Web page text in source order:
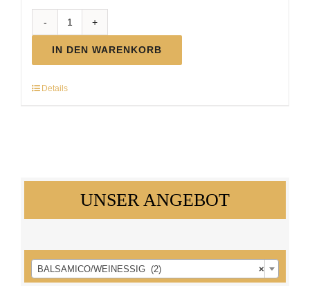
Balsamico
Menge
IN DEN WARENKORB
Details
UNSER ANGEBOT
×
BALSAMICO/WEINESSIG (2)